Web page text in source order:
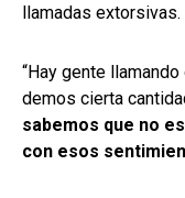
llamadas extorsivas.
“Hay gente
demos cierta
sabemos que no
con esos